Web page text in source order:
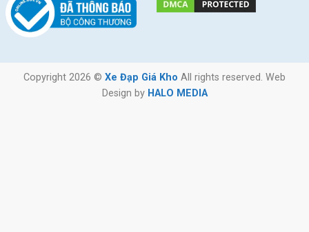
Copyright 2026 © Xe Đạp Giá Kho All rights reserved. Web
Design by HALO MEDIA